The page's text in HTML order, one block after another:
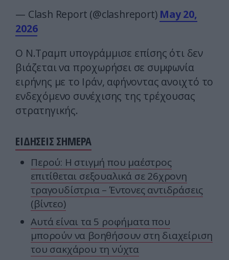
— Clash Report (@clashreport) May 20,
2026
Ο Ν.Τραμπ υπογράμμισε επίσης ότι δεν
βιάζεται να προχωρήσει σε συμφωνία
ειρήνης με το Ιράν, αφήνοντας ανοιχτό το
ενδεχόμενο συνέχισης της τρέχουσας
στρατηγικής.
ΕΙΔΗΣΕΙΣ ΣΗΜΕΡΑ
Περού: Η στιγμή που μαέστρος
επιτίθεται σεξουαλικά σε 26χρονη
τραγουδίστρια – Έντονες αντιδράσεις
(βίντεο)
Αυτά είναι τα 5 ροφήματα που
μπορούν να βοηθήσουν στη διαχείριση
του σακχάρου τη νύχτα